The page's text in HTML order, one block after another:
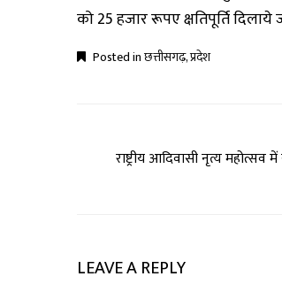
को 25 हजार रूपए क्षतिपूर्ति
Posted inछत्तीसगढ़,प्रदेश
राष्ट्रीय आदिवासी नृत्य
LEAVE A REPLY